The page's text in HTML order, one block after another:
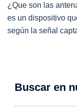
¿Que son las
es un dispositivo
según la señal
Buscar en